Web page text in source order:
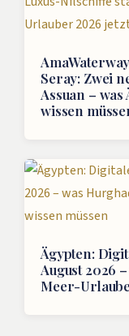
Seray: Zwei
Assuan –
wissen
Ägypten:
August 2026
Meer-